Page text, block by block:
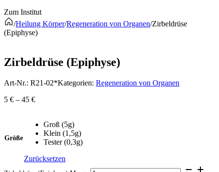
Zum Institut
/Heilung Körper/Regeneration von Organen/Zirbeldrüse
(Epiphyse)
Zirbeldrüse (Epiphyse)
Art-Nr.: R21-02*Kategorien: Regeneration von Organen
5 € – 45 €
Größe
Groß (5g)
Klein (1,5g)
Tester (0,3g)
Zurücksetzen